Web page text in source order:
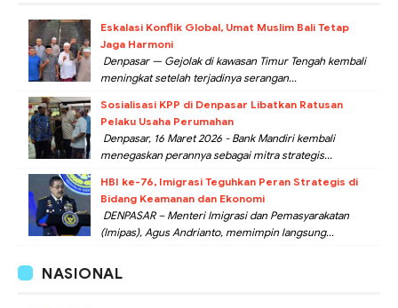
Eskalasi Konflik Global, Umat Muslim Bali Tetap
Jaga Harmoni
Denpasar — Gejolak di kawasan Timur Tengah kembali
meningkat setelah terjadinya serangan...
Sosialisasi KPP di Denpasar Libatkan Ratusan
Pelaku Usaha Perumahan
Denpasar, 16 Maret 2026 - Bank Mandiri kembali
menegaskan perannya sebagai mitra strategis...
HBI ke-76, Imigrasi Teguhkan Peran Strategis di
Bidang Keamanan dan Ekonomi
DENPASAR – Menteri Imigrasi dan Pemasyarakatan
(Imipas), Agus Andrianto, memimpin langsung...
NASIONAL